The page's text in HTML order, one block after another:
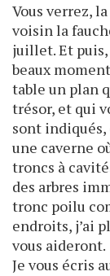
Vous verrez,
voisin la
juillet. Et puis,
beaux
table un plan
trésor, et qui
sont
une caverne
troncs à
des arbres
tronc poilu
endroits, j’ai
vous aideront.
Je vous écris